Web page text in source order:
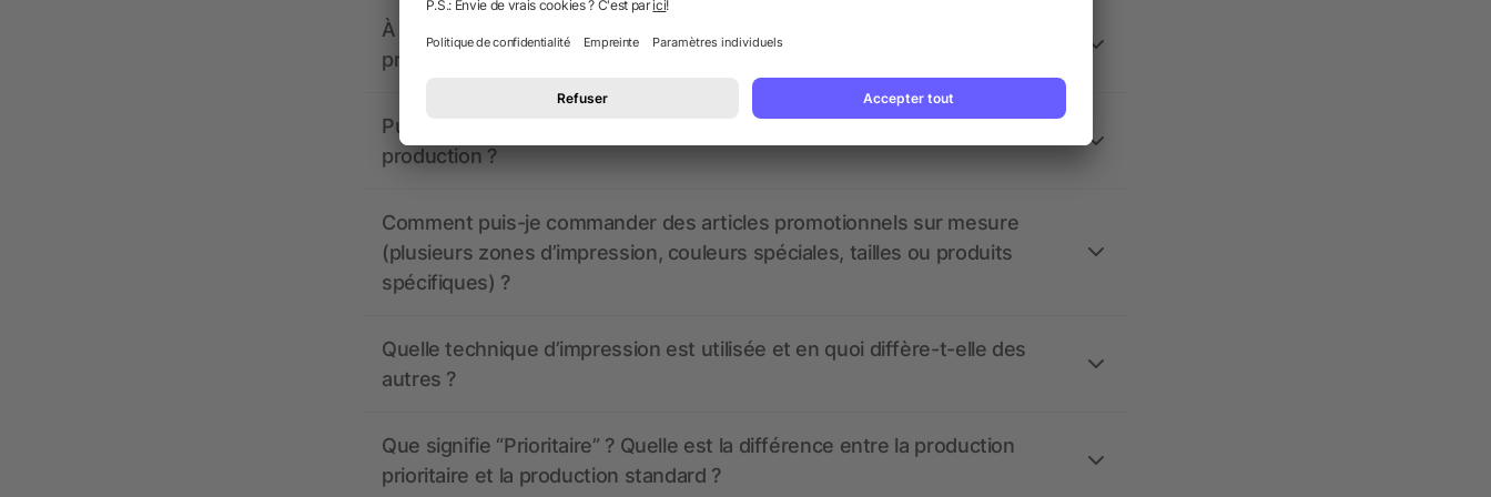
À quoi doivent ressembler les données d’impression ? allbranded
propose-t-il un service pour les créer ?
Puis-je voir à quoi ressembleront mes articles promotionnels avant la
production ?
Comment puis-je commander des articles promotionnels sur mesure
(plusieurs zones d’impression, couleurs spéciales, tailles ou produits
spécifiques) ?
Quelle technique d’impression est utilisée et en quoi diffère-t-elle des
autres ?
Que signifie “Prioritaire” ? Quelle est la différence entre la production
prioritaire et la production standard ?